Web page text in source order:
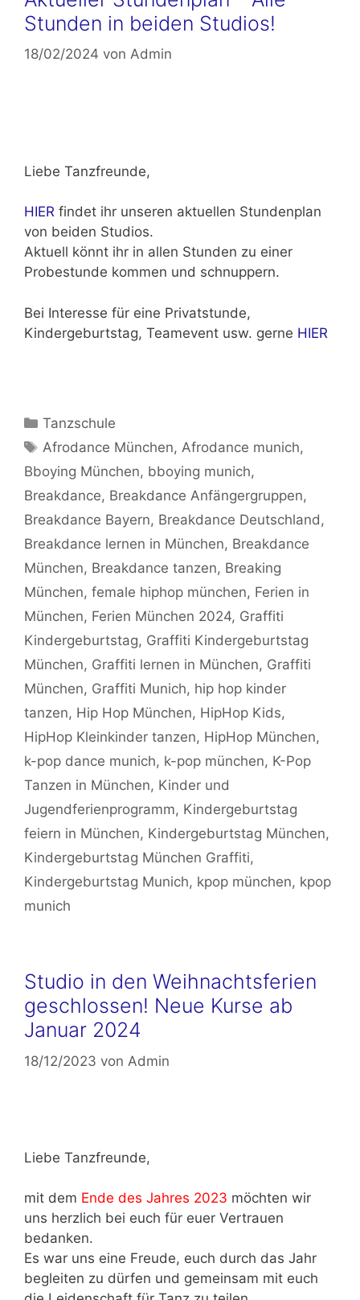
Stunden in beiden Studios!
18/02/2024 von Admin
Liebe Tanzfreunde,
HIER findet ihr unseren aktuellen Stundenplan
von beiden Studios.
Aktuell könnt ihr in allen Stunden zu einer
Probestunde kommen und schnuppern.
Bei Interesse für eine Privatstunde,
Kindergeburtstag, Teamevent usw. gerne HIER
Kategorien
Tanzschule
Schlagwörter
Afrodance München,Afrodance munich,
Bboying München, bboying munich,
Breakdance, Breakdance Anfängergruppen,
Breakdance Bayern, Breakdance Deutschland,
Breakdance lernen in München, Breakdance
München, Breakdance tanzen, Breaking
München, female hiphop münchen, Ferien in
München, Ferien München 2024, Graffiti
Kindergeburtstag, Graffiti Kindergeburtstag
München, Graffiti lernen in München, Graffiti
München, Graffiti Munich, hip hop kinder
tanzen, Hip Hop München, HipHop Kids,
HipHop Kleinkinder tanzen, HipHop München,
k-pop dance munich, k-pop münchen, K-Pop
Tanzen in München, Kinder und
Jugendferienprogramm, Kindergeburtstag
feiern in München, Kindergeburtstag München,
Kindergeburtstag München Graffiti,
Kindergeburtstag Munich, kpop münchen, kpop
munich
Studio in den Weihnachtsferien
geschlossen! Neue Kurse ab
Januar 2024
18/12/2023 von Admin
Liebe Tanzfreunde,
mit dem Ende des Jahres 2023 möchten wir
uns herzlich bei euch für euer Vertrauen
bedanken.
Es war uns eine Freude, euch durch das Jahr
begleiten zu dürfen und gemeinsam mit euch